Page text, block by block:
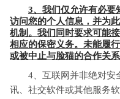
3、我们仅允许有必要
访问您的个人信息，并为
机制。我们同时要求可能
相应的保密义务。未能履
或被中止与脸猫的合作关系
4、互联网并非绝对安
讯、社交软件或其他服务